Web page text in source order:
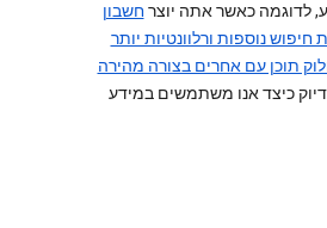
לדוגמה כאשר אתה יוצר חשבון
חיפוש נוספות ורלוונטיות יותר
תוכן עם אחרים בצורה מהירה
כיצד אנו משתמשים במידע